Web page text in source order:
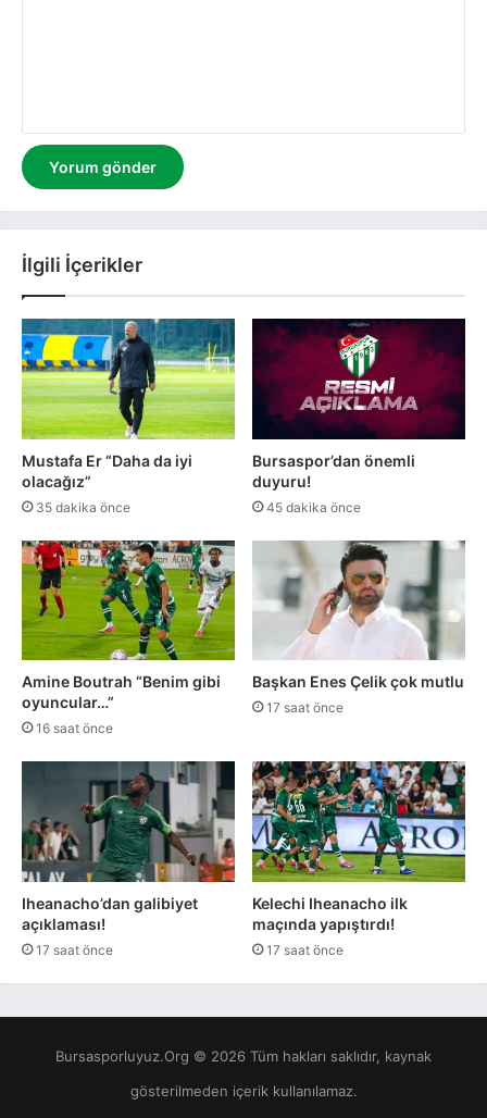
İlgili İçerikler
Mustafa Er “Daha da iyi
olacağız”
35 dakika önce
Bursaspor’dan önemli
duyuru!
45 dakika önce
Amine Boutrah “Benim gibi
oyuncular…”
16 saat önce
Başkan Enes Çelik çok mutlu
17 saat önce
Iheanacho’dan galibiyet
açıklaması!
17 saat önce
Kelechi Iheanacho ilk
maçında yapıştırdı!
17 saat önce
Bursasporluyuz.Org © 2026 Tüm hakları saklıdır, kaynak
gösterilmeden içerik kullanılamaz.